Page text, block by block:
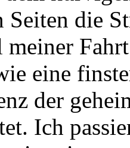
Seiten die
meiner
eine
der
Ich